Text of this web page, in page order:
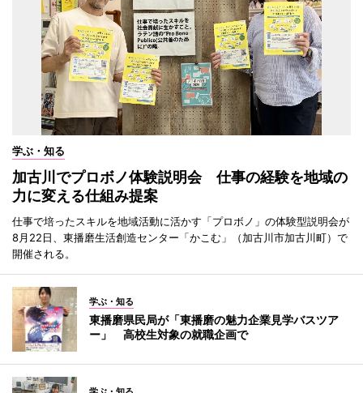
学ぶ・知る
加古川でプロボノ体験説明会 仕事の経験を地域の
力に変える仕組み提案
仕事で培ったスキルを地域活動に活かす「プロボノ」の体験型説明会が
8月22日、東播磨生活創造センター「かこむ」（加古川市加古川町）で
開催される。
学ぶ・知る
東播磨県民局が「東播磨の魅力企業見学バスツア
ー」 高校生対象の就職企画で